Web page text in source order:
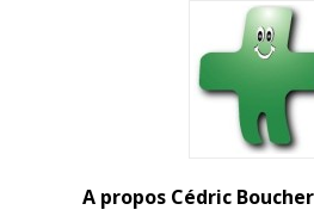
A propos Cédric